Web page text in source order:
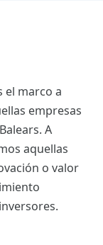
el marco a
empresas
A
aquellas
o valor